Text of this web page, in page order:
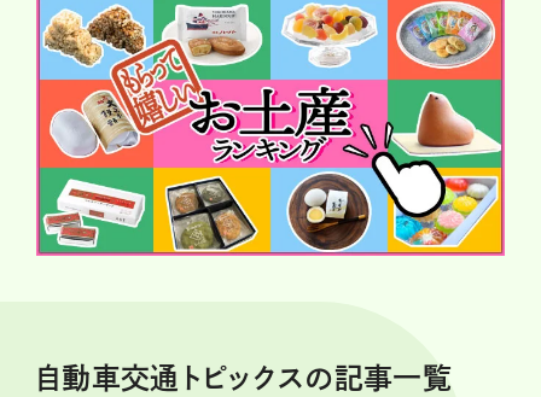
自動車交通トピックスの記事一覧